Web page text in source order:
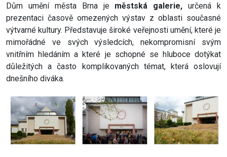
Dům umění města Brna je městská galerie,určená k
prezentaci časově omezených výstav z oblasti současné
výtvarné kultury. Představuje široké veřejnosti umění, které je
mimořádné ve svých výsledcích, nekompromisní svým
vnitřním hledáním a které je schopné se hluboce dotýkat
důležitých a často komplikovaných témat, která oslovují
dnešního diváka.